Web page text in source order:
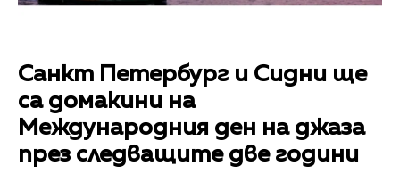
Санкт Петербург и Сидни ще
са домакини на
Международния ден на джаза
през следващите две години